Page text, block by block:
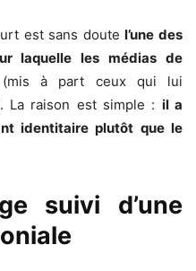
est sans doutel’une des
laquelle les médias de
à part ceux qui lui
La raison est simple : il a
identitaire plutôt que le
suivi d’une